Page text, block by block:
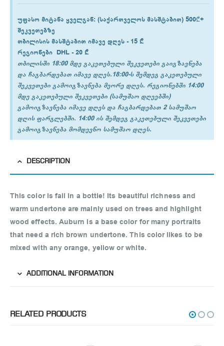
უფასო მიტანა ყველგან: (საქართველოს მასშტაბით) 500₾+
შეკვეთებზე
თბილისის მასშტაბით იმავე დღეს -15 ₾
რეგიონები DHL -20 ₾
თბილისში 18:00 მდე გაკეთებული შეკვეთები გაიგზავნება
და ჩაგბარდებათ იმავე დღეს.18:00-ს შემდეგ გაკეთებული
შეკვეთები გამოიგზავნება მეორე დღეს. რეგიონებში 14:00
მდე გაკეთებული შეკვეთები (სამუშაო დღეებში)
გამოიგზავნება იმავე დღეს და ჩაგბარდებათ 2 სამუშაო
დღის ფარგლებში. 14:00 ის შემდეგ გაკეთებული შეკვეთები
გამოიგზავნება მომდევნო სამუშაო დღეს.
DESCRIPTION
This color is fall in a bottle! Its beautiful richness and
warm undertone are mainly used on trees and highlight
wood effects. Auburn is a base color for many portraits
that need a rich brown undertone. This color likes to be
mixed with any orange, yellow or white.
ADDITIONAL INFORMATION
RELATED PRODUCTS